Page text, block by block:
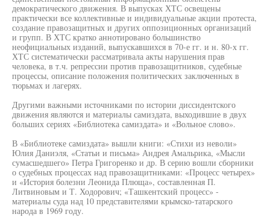
демократического движения. В выпусках ХТС освещены
практически все коллективные и индивидуальные акции протеста,
создание правозащитных и других оппозиционных организаций
и групп. В ХТС кратко аннотировано большинство
неофициальных изданий, выпускавшихся в 70-е гг. и н. 80-х гг.
ХТС систематически рассматривала акты нарушения прав
человека, в т.ч. репрессии против правозащитников, судебные
процессы, описание положения политических заключенных в
тюрьмах и лагерях.
Другими важными источниками по истории диссидентского
движения являются и материалы самиздата, выходившие в двух
больших сериях «Библиотека самиздата» и «Вольное слово».
В «Библиотеке самиздата» вышли книги: «Стихи из неволи»
Юлия Даниэля, «Статьи и письма» Андрея Амальрика, «Мысли
сумасшедшего» Петра Григоренко и др. В серию вошли сборники
о судебных процессах над правозащитниками: «Процесс четырех»
и «История болезни Леонида Плюща», составленная П.
Литвиновым и Т. Ходорович; «Ташкентский процесс» -
материалы суда над 10 представителями крымско-татарского
народа в 1969 году.